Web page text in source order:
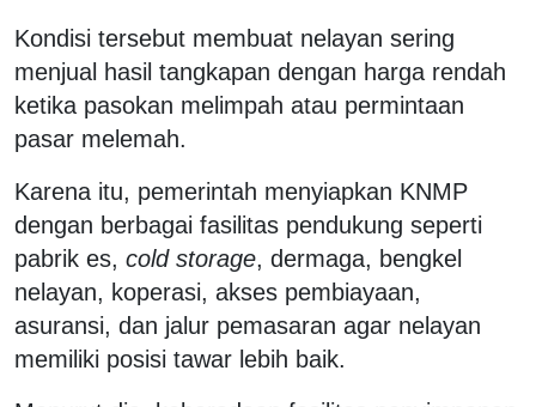
Kondisi tersebut membuat nelayan sering
menjual hasil tangkapan dengan harga rendah
ketika pasokan melimpah atau permintaan
pasar melemah.
Karena itu, pemerintah menyiapkan KNMP
dengan berbagai fasilitas pendukung seperti
pabrik es, cold storage, dermaga, bengkel
nelayan, koperasi, akses pembiayaan,
asuransi, dan jalur pemasaran agar nelayan
memiliki posisi tawar lebih baik.